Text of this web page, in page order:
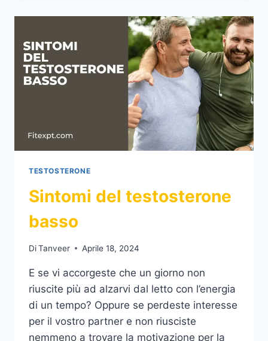
CAUSARE
DEPRESSIONE?
TESTOSTERONE
Sintomi del testosterone
basso
DiTanveer Aprile 18, 2024
E se vi accorgeste che un giorno non
riuscite più ad alzarvi dal letto con l’energia
di un tempo? Oppure se perdeste interesse
per il vostro partner e non riusciste
nemmeno a trovare la motivazione per la